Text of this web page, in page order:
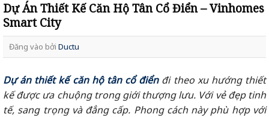
Dự Án Thiết Kế Căn Hộ Tân Cổ Điển – Vinhomes
Smart City
Đăng vào bởi Ductu
Dự án thiết kế căn hộ tân cổ điểnđi theo xu hướng thiết
kế được ưa chuộng trong giới thượng lưu. Với vẻ đẹp tinh
tế, sang trọng và đẳng cấp. Phong cách này phù hợp với